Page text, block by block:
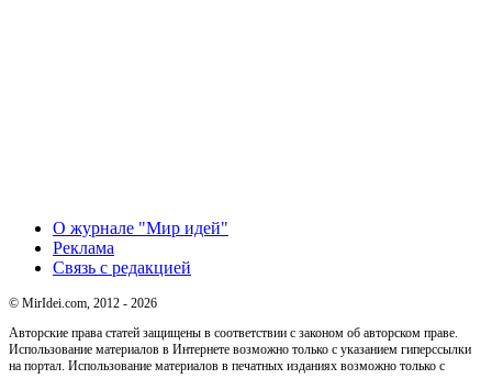
О журнале "Мир идей"
Реклама
Связь с редакцией
© MirIdei.com, 2012 - 2026
Авторские права статей защищены в соответствии с законом об авторском праве.
Использование материалов в Интернете возможно только с указанием гиперссылки
на портал. Использование материалов в печатных изданиях возможно только с